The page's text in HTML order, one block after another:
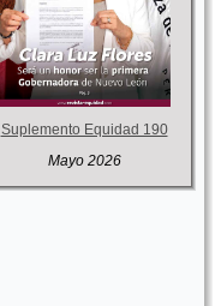
Suplemento Equidad 190
Mayo 2026